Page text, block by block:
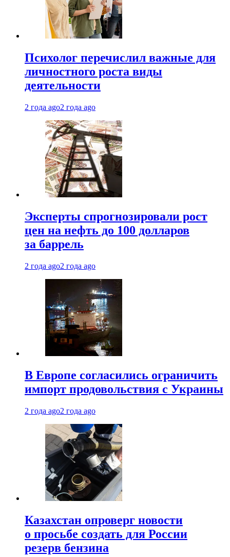
Психолог перечислил важные для
личностного роста виды
деятельности
2 года ago2 года ago
Эксперты спрогнозировали рост
цен на нефть до 100 долларов
за баррель
2 года ago2 года ago
В Европе согласились ограничить
импорт продовольствия с Украины
2 года ago2 года ago
Казахстан опроверг новости
о просьбе создать для России
резерв бензина